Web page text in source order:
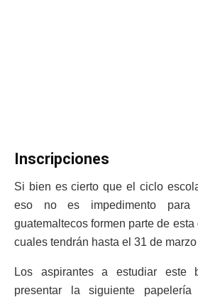
Inscripciones
Si bien es cierto que el ciclo
eso no es impedimento para
guatemaltecos formen parte de
cuales tendrán hasta el 31 de
Los aspirantes a estudiar este
presentar la siguiente